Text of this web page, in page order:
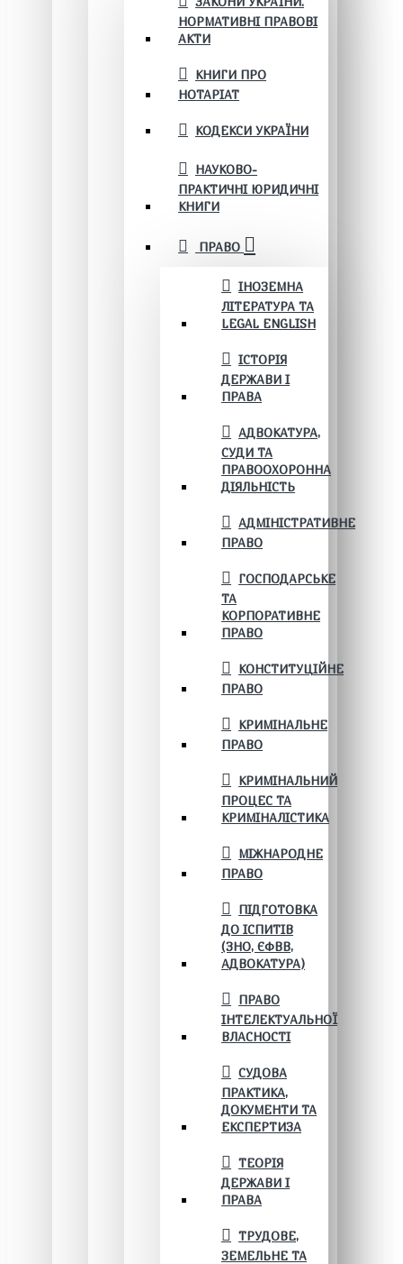
НОРМАТИВНІ ПРАВОВІ
АКТИ
КНИГИ ПРО
НОТАРІАТ
КОДЕКСИ УКРАЇНИ
НАУКОВО-
ПРАКТИЧНІ ЮРИДИЧНІ
КНИГИ
ПРАВО
ІНОЗЕМНА
ЛІТЕРАТУРА ТА
LEGAL ENGLISH
ІСТОРІЯ
ДЕРЖАВИ І
ПРАВА
АДВОКАТУРА,
СУДИ ТА
ПРАВООХОРОННА
ДІЯЛЬНІСТЬ
АДМІНІСТРАТИВНЕ
ПРАВО
ГОСПОДАРСЬКЕ
ТА
КОРПОРАТИВНЕ
ПРАВО
КОНСТИТУЦІЙНЕ
ПРАВО
КРИМІНАЛЬНЕ
ПРАВО
КРИМІНАЛЬНИЙ
ПРОЦЕС ТА
КРИМІНАЛІСТИКА
МІЖНАРОДНЕ
ПРАВО
ПІДГОТОВКА
ДО ІСПИТІВ
(ЗНО, ЄФВВ,
АДВОКАТУРА)
ПРАВО
ІНТЕЛЕКТУАЛЬНОЇ
ВЛАСНОСТІ
СУДОВА
ПРАКТИКА,
ДОКУМЕНТИ ТА
ЕКСПЕРТИЗА
ТЕОРІЯ
ДЕРЖАВИ І
ПРАВА
ТРУДОВЕ,
ЗЕМЕЛЬНЕ ТА